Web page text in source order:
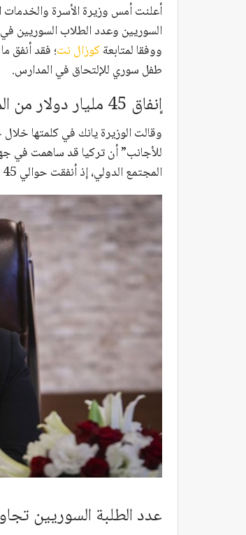
أعلنت أمس وزيرة الأسرة والخدمات
السوريين وعدد الطلاب السوريين
ووفقا لمتابعةكوزال نت
طفل سوري للإلتحاق في المدارس.
إنفاق 45 مليار دولار من الموارد الخاصة على السوريين
وقالت الوزيرة يانك في كلمتها
للأجانب” أن تركيا قد ساهمت في
المجتمع الدولي، إذ أنفقت حوالي 45 مليار دولار من مواردها الخاصة.
عدد الطلبة السوريين تجاوز